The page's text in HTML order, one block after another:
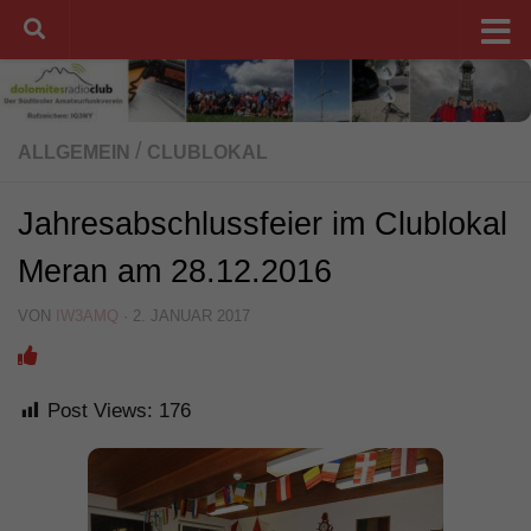
Unter dem Inhalt
ALLGEMEIN / CLUBLOKAL
Jahresabschlussfeier im Clublokal
Meran am 28.12.2016
VON IW3AMQ · 2. JANUAR 2017
Post Views: 176